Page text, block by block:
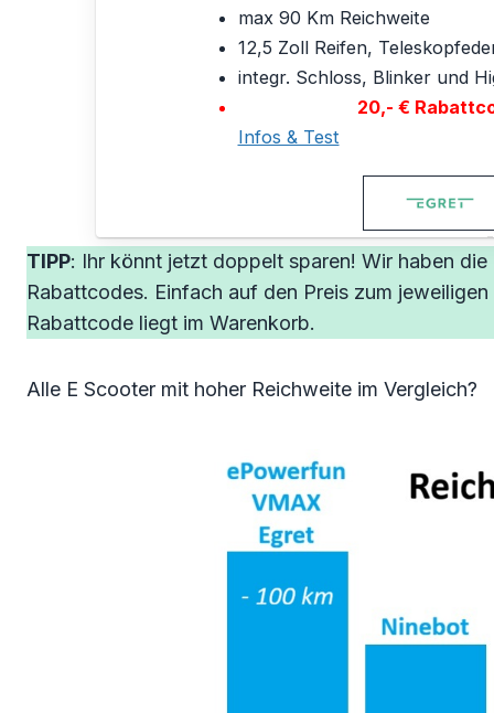
max 90 Km Reichweite
12,5 Zoll Reifen,
integr. Schloss, Blinker und
20,- €
Infos & Test
TIPP: Ihr könnt jetzt doppelt sparen! Wir haben
Rabattcodes. Einfach auf den Preis zum
Rabattcode liegt im Warenkorb.
Alle E Scooter mit hoher Reichweite im Vergleich?